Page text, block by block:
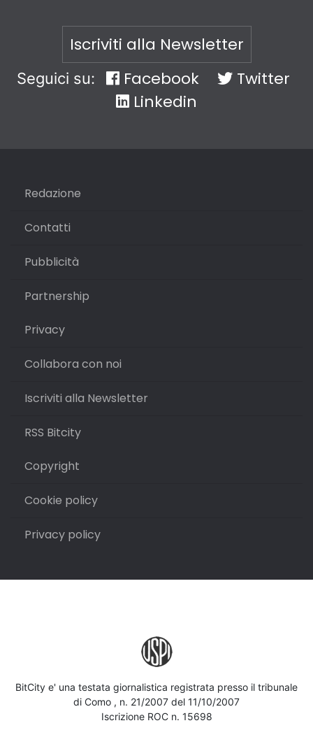
Iscriviti alla Newsletter
Seguici su: Facebook
Twitter
Linkedin
Redazione
Contatti
Pubblicità
Partnership
Privacy
Collabora con noi
Iscriviti alla Newsletter
RSS Bitcity
Copyright
Cookie policy
Privacy policy
BitCity e' una testata giornalistica registrata presso il tribunale
di Como , n. 21/2007 del 11/10/2007
Iscrizione ROC n. 15698